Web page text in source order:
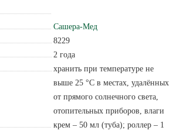
Сашера-Мед
8229
2 года
хранить при температуре не
выше 25 °С в местах, удалённых
от прямого солнечного света,
отопительных приборов, влаги
крем – 50 мл (туба); роллер – 1